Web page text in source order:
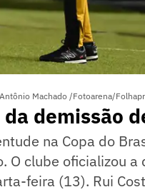
Machado /Fotoarena/
demissão
na Copa do
O clube oficializou
feira (13). Rui